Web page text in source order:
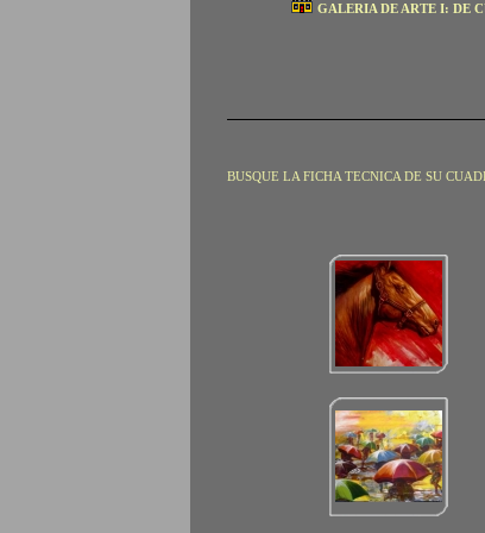
GALERIA DE ARTE I: DE
BUSQUE LA FICHA TECNICA DE SU